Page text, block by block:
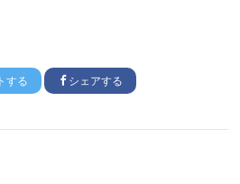
する シェアする